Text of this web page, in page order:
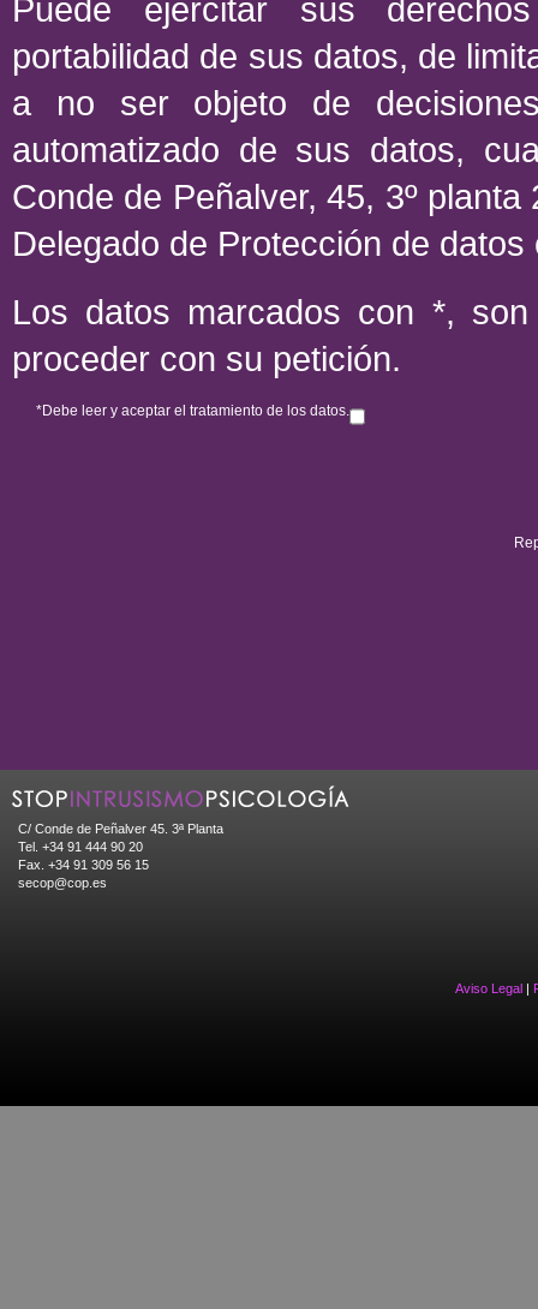
Puede ejercitar sus
portabilidad de sus datos, de
a no ser objeto de
automatizado de sus datos,
Conde de Peñalver, 45, 3º
Delegado de Protección de
Los datos marcados con *,
proceder con su petición.
*Debe leer y aceptar el tratamiento de los datos.
C/ Conde de Peñalver 45. 3ª Planta
Tel. +34 91 444 90 20
Fax. +34 91 309 56 15
secop@cop.es
Aviso Legal|